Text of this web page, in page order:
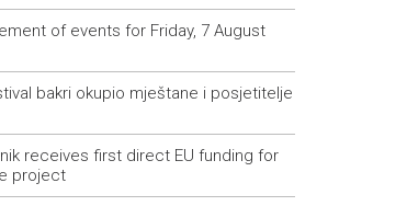
of events for Friday, 7 August
bakri okupio mještane i posjetitelje
receives first direct EU funding for
project